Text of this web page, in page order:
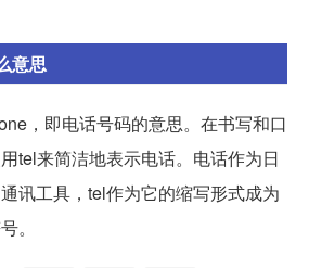
意思
，即电话号码的意思。在书写和口
tel来简洁地表示电话。电话作为日
讯工具，tel作为它的缩写形式成为
。